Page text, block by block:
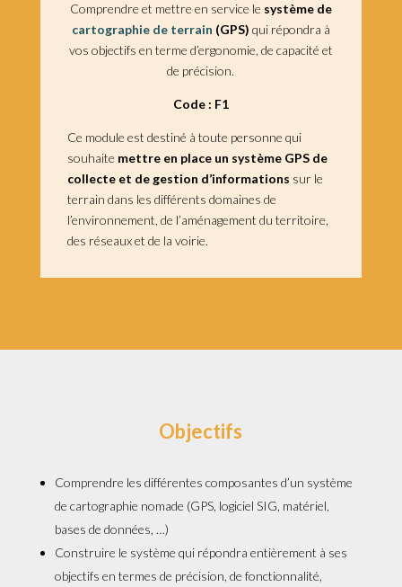
Comprendre et mettre en service le système de
cartographie de terrain (GPS) qui répondra à
vos objectifs en terme d’ergonomie, de capacité et
de précision.
Code : F1
Ce module est destiné à toute personne qui
souhaite mettre en place un système GPS de
collecte et de gestion d’informations sur le
terrain dans les différents domaines de
l’environnement, de l’aménagement du territoire,
des réseaux et de la voirie.
Objectifs
Comprendre les différentes composantes d’un système
de cartographie nomade (GPS, logiciel SIG, matériel,
bases de données, …)
Construire le système qui répondra entièrement à ses
objectifs en termes de précision, de fonctionnalité,